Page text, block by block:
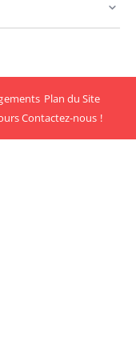
Plan du Site
Contactez-nous !